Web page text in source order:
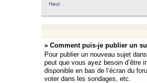
Haut
» Comment puis-je publier un
Pour publier un nouveau sujet
peut que vous ayez besoin d’être
disponible en bas de l’écran du
voter dans les sondages, etc.